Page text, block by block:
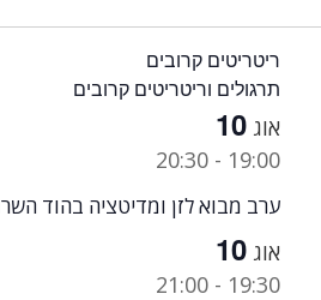
ריטריטים קרובים
תרגולים וריטריטים קרובים
אוג 10
19:00
-
20:30
ערב מבוא לזן ומדיטציה בהוד
אוג 10
19:30
-
21:00